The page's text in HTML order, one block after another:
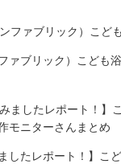
ァブリック）こども
したレポート！】こ